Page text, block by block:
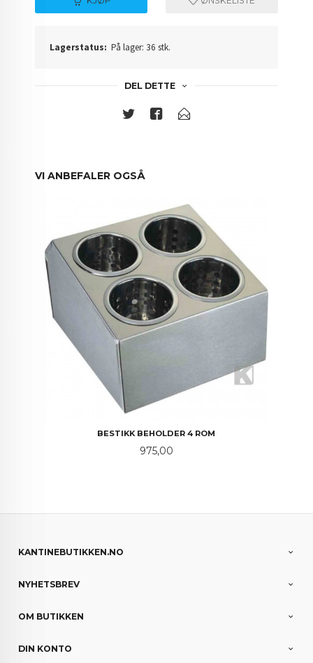
Lagerstatus: På lager: 36 stk.
DEL DETTE
VI ANBEFALER OGSÅ
BESTIKK BEHOLDER 4 ROM
Pris
975,00
KANTINEBUTIKKEN.NO
NYHETSBREV
OM BUTIKKEN
DIN KONTO